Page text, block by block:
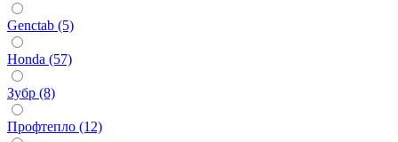
Genctab (5)
Honda (57)
Зубр (8)
Профтепло (12)